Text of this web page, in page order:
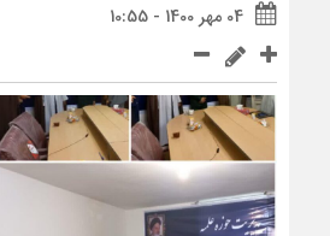
04 مهر 1400 - 10:55